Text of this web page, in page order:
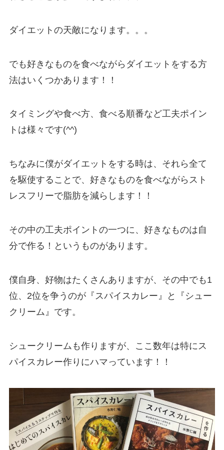
ダイエットの天敵になります。。。
でも好きなものを食べながらダイエットをする方
法はいくつかあります！！
タイミングや食べ方、食べる順番など工夫ポイン
トは様々です(^^)
ちなみに僕がダイエットをする時は、それら全て
を駆使することで、好きなものを食べながらスト
レスフリーで脂肪を減らします！！
その中の工夫ポイントの一つに、好きなものは自
分で作る！というものがあります。
僕自身、好物はたくさんありますが、その中でも1
位、2位を争うのが『スパイスカレー』と『シュー
クリーム』です。
シュークリームも作りますが、ここ数年は特にス
パイスカレー作りにハマっています！！